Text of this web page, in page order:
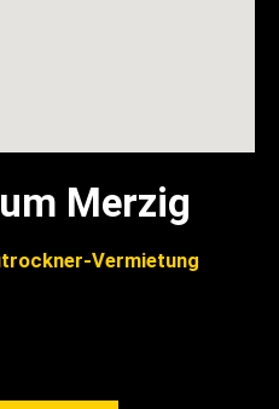
Merzig
Vermietung